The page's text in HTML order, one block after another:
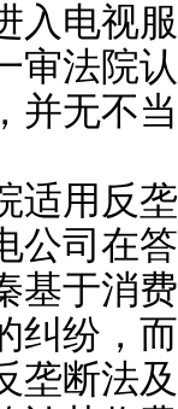
入电视
审法院
并无不
用反垄
司在答
基于消
纠纷，
垄断法